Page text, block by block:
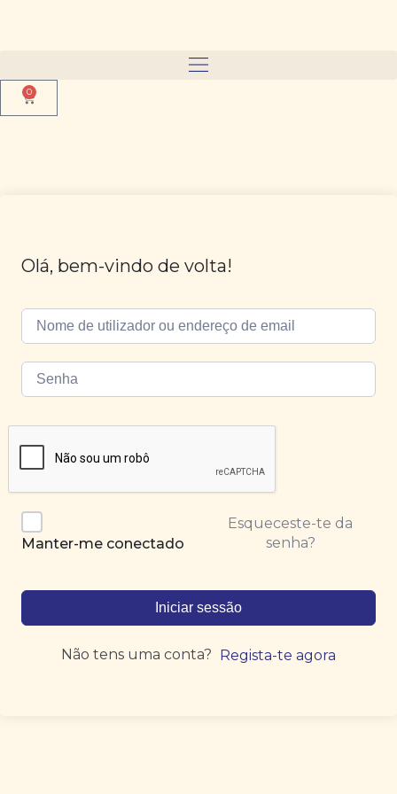
0
Olá, bem-vindo de volta!
Manter-me conectado
Esqueceste-te da
senha?
Iniciar sessão
Não tens uma conta? Regista-te agora